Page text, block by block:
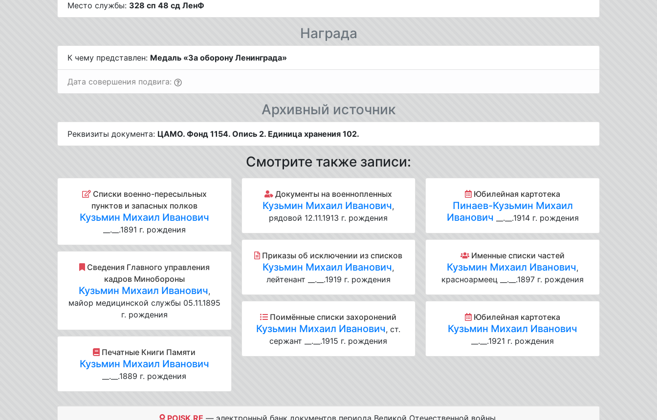
Место службы: 328 сп 48 сд ЛенФ
Награда
К чему представлен: Медаль «За оборону Ленинграда»
Дата совершения подвига:
Архивный источник
Реквизиты документа: ЦАМО. Фонд 1154. Опись 2. Единица хранения 102.
Смотрите также записи:
Списки военно-пересыльных
пунктов и запасных полков
Кузьмин Михаил Иванович
__.__.1891 г. рождения
Cведения Главного управления
кадров Минобороны
Кузьмин Михаил Иванович,
майор медицинской службы 05.11.1895
г. рождения
Печатные Книги Памяти
Кузьмин Михаил Иванович
__.__.1889 г. рождения
Документы на военнопленных
Кузьмин Михаил Иванович,
рядовой 12.11.1913 г. рождения
Приказы об исключении из списков
Кузьмин Михаил Иванович,
лейтенант __.__.1919 г. рождения
Поимённые списки захоронений
Кузьмин Михаил Иванович, ст.
сержант __.__.1915 г. рождения
Юбилейная картотека
Пинаев-Кузьмин Михаил
Иванович __.__.1914 г. рождения
Именные списки частей
Кузьмин Михаил Иванович,
красноармеец __.__.1897 г. рождения
Юбилейная картотека
Кузьмин Михаил Иванович
__.__.1921 г. рождения
POISK.RE — электронный банк документов периода Великой Отечественной войны.